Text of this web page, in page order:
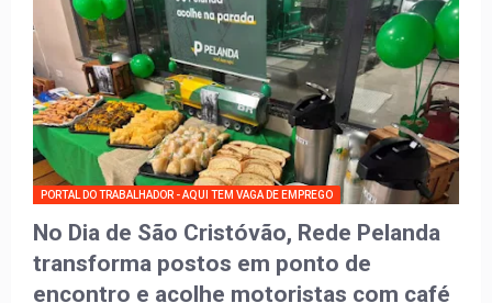
PORTAL DO TRABALHADOR - AQUI TEM VAGA DE EMPREGO
No Dia de São Cristóvão, Rede Pelanda
transforma postos em ponto de
encontro e acolhe motoristas com café